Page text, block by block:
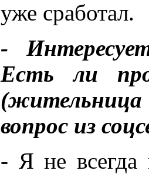
уже сработал.
-
Есть ли
вопрос из
- Я не всегда